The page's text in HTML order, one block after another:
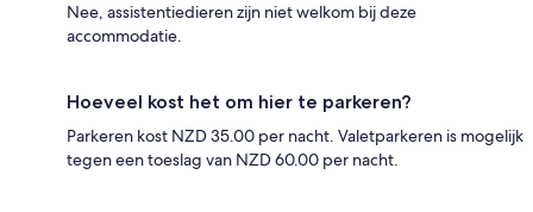
Nee, assistentiedieren zijn niet welkom bij deze
accommodatie.
Hoeveel kost het om hier te parkeren?
Parkeren kost NZD 35.00 per nacht. Valetparkeren is mogelijk
tegen een toeslag van NZD 60.00 per nacht.